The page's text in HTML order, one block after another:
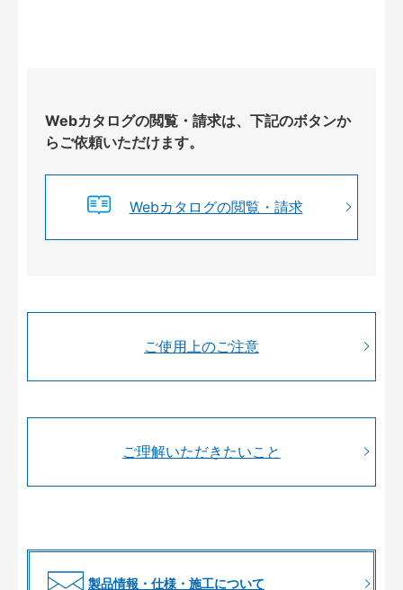
Webカタログの閲覧・請求は、下記のボタンか
らご依頼いただけます。
Webカタログの閲覧・請求
ご使用上のご注意
ご理解いただきたいこと
製品情報・仕様・施工について